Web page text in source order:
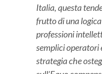
Italia, questa
frutto di una
professioni
semplici operatori
strategia che